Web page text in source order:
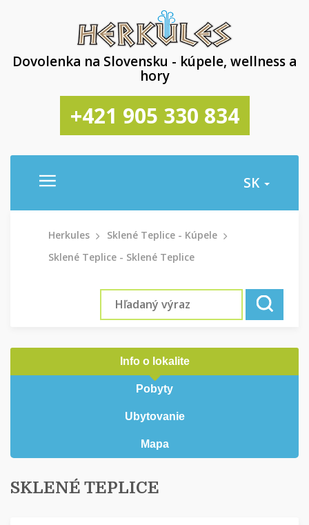
Dovolenka na Slovensku - kúpele, wellness a
hory
+421 905 330 834
SK
Herkules
Sklené Teplice - Kúpele
Sklené Teplice - Sklené Teplice
Info o lokalite
Pobyty
Ubytovanie
Mapa
SKLENÉ TEPLICE